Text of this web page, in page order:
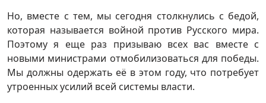
Но, вместе с тем, мы сегодня столкнулись с бедой,
которая называется войной против Русского мира.
Поэтому я еще раз призываю всех вас вместе с
новыми министрами отмобилизоваться для победы.
Мы должны одержать её в этом году, что потребует
утроенных усилий всей системы власти.